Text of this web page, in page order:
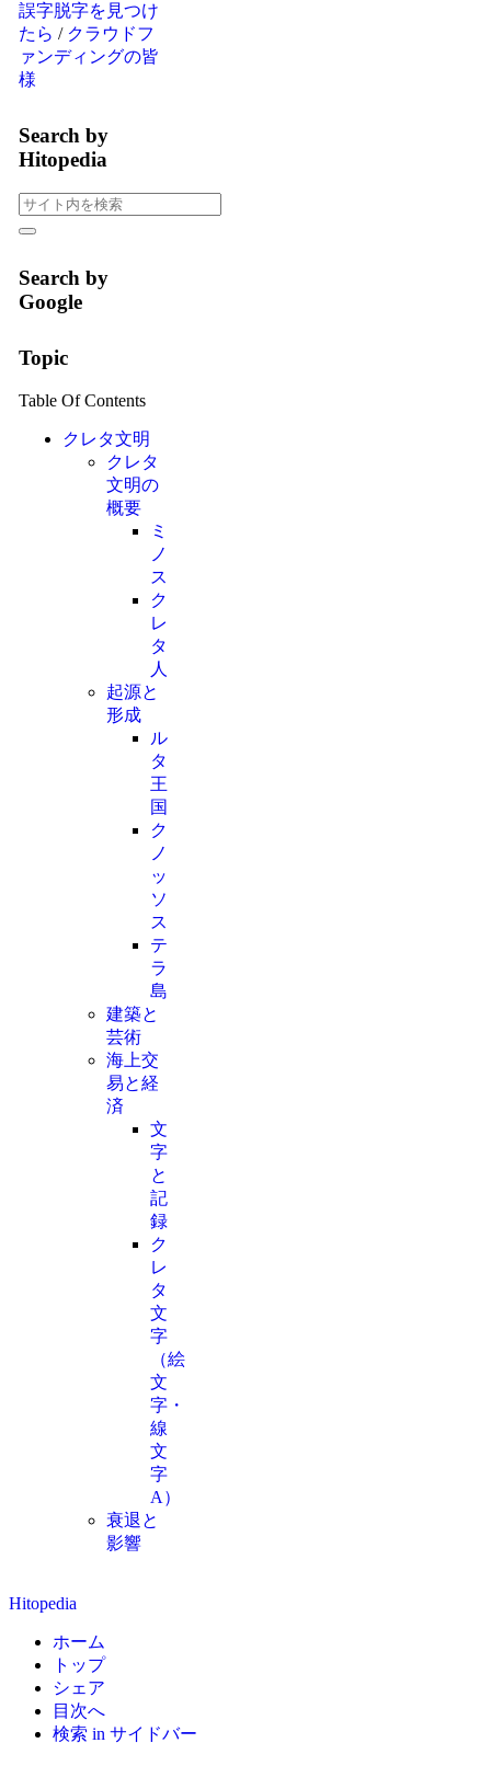
誤字脱字を見つけ
たら / クラウドフ
ァンディングの皆
様
Search by
Hitopedia
Search by
Google
Topic
Table Of Contents
クレタ文明
クレタ
文明の
概要
ミ
ノ
ス
ク
レ
タ
人
起源と
形成
ル
タ
王
国
ク
ノ
ッ
ソ
ス
テ
ラ
島
建築と
芸術
海上交
易と経
済
文
字
と
記
録
ク
レ
タ
文
字
（絵
文
字・
線
文
字
A）
衰退と
影響
Hitopedia
ホーム
トップ
シェア
目次へ
検索 in サイドバー